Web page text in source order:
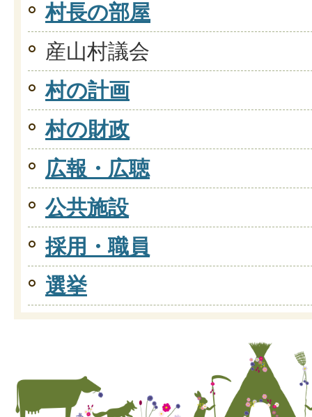
村長の部屋
産山村議会
村の計画
村の財政
広報・広聴
公共施設
採用・職員
選挙